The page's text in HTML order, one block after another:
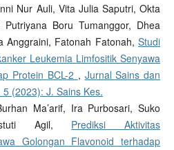
Nur Auli, Vita Julia Saputri, Okta
Boru Tumanggor, Dhea
Anggraini, Fatonah Fatonah,Studi
Leukemia Limfositik Senyawa
Protein BCL-2 , Jurnal Sains dan
(2023): J. Sains Kes.
Ma’arif, Ira Purbosari, Suko
Agil, Prediksi Aktivitas
Golongan Flavonoid terhadap